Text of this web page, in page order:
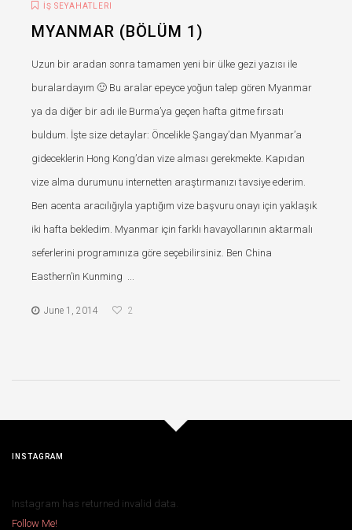
İŞ SEYAHATLERI
MYANMAR (BÖLÜM 1)
Uzun bir aradan sonra tamamen yeni bir ülke gezi yazısı ile
buralardayım 🙂 Bu aralar epeyce yoğun talep gören Myanmar
ya da diğer bir adı ile Burma’ya geçen hafta gitme fırsatı
buldum. İşte size detaylar: Öncelikle Şangay’dan Myanmar’a
gideceklerin Hong Kong’dan vize alması gerekmekte. Kapıdan
vize alma durumunu internetten araştırmanızı tavsiye ederim.
Ben acenta aracılığıyla yaptığım vize başvuru onayı için yaklaşık
iki hafta bekledim. Myanmar için farklı havayollarının aktarmalı
seferlerini programınıza göre seçebilirsiniz. Ben China
Easthern’in Kunming ...
June 1, 2014 2
INSTAGRAM
Instagram has returned invalid data.
Follow Me!